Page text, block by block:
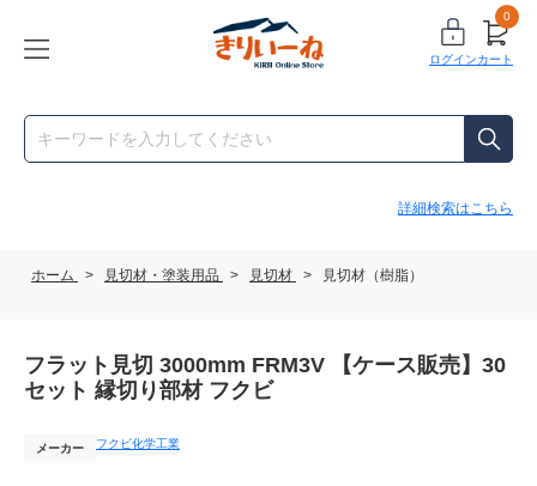
ログイン
0
カート
詳細検索はこちら
ホーム > 見切材・塗装用品 > 見切材 > 見切材（樹脂）
フラット見切 3000mm FRM3V 【ケース販売】30
セット 縁切り部材 フクビ
メーカー フクビ化学工業